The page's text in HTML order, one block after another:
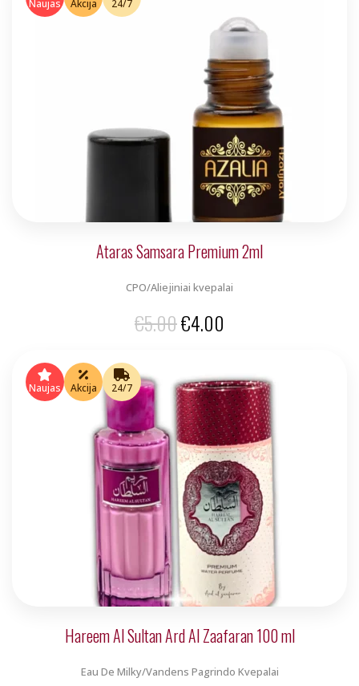
€5.00.€4.00.
Naujas Akcija 24/7
Ataras Samsara Premium 2ml
CPO/Aliejiniai kvepalai
€5.00Original
was:
€5.00.
€4.00
is:
€4.00.
Naujas Akcija 24/7
Hareem Al Sultan Ard Al Zaafaran 100 ml
Eau De Milky/Vandens Pagrindo Kvepalai